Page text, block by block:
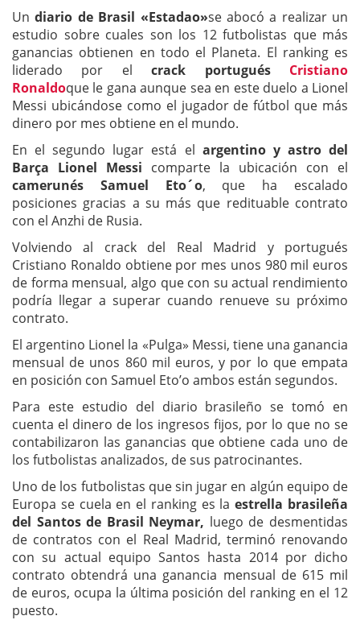
Undiario de Brasil «Estadao»se abocó a realizar un
estudio sobre cuales son los 12 futbolistas que más
ganancias obtienen en todo el Planeta. El ranking es
liderado por elcrack portugués Cristiano
Ronaldoque le gana aunque sea en este duelo a Lionel
Messi ubicándose como el jugador de fútbol que más
dinero por mes obtiene en el mundo.
En el segundo lugar está el argentino y astro del
Barça Lionel Messi comparte la ubicación con el
camerunés Samuel Eto´o, que ha escalado
posiciones gracias a su más que redituable contrato
con el Anzhi de Rusia.
Volviendo al crack del Real Madrid y portugués
Cristiano Ronaldo obtiene por mes unos 980 mil euros
de forma mensual, algo que con su actual rendimiento
podría llegar a superar cuando renueve su próximo
contrato.
El argentino Lionel la «Pulga» Messi, tiene una ganancia
mensual de unos 860 mil euros, y por lo que empata
en posición con Samuel Eto’o ambos están segundos.
Para este estudio del diario brasileño se tomó en
cuenta el dinero de los ingresos fijos, por lo que no se
contabilizaron las ganancias que obtiene cada uno de
los futbolistas analizados, de sus patrocinantes.
Uno de los futbolistas que sin jugar en algún equipo de
Europa se cuela en el ranking es laestrella brasileña
del Santos de Brasil Neymar, luego de desmentidas
de contratos con el Real Madrid, terminó renovando
con su actual equipo Santos hasta 2014 por dicho
contrato obtendrá una ganancia mensual de 615 mil
de euros, ocupa la última posición del ranking en el 12
puesto.